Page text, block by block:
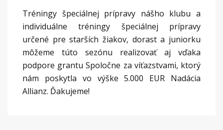
Tréningy špeciálnej prípravy nášho klubu a
individuálne tréningy špeciálnej prípravy
určené pre starších žiakov, dorast a juniorku
môžeme túto sezónu realizovať aj vďaka
podpore grantu Spoločne za víťazstvami, ktorý
nám poskytla vo výške 5.000 EUR Nadácia
Allianz. Ďakujeme!